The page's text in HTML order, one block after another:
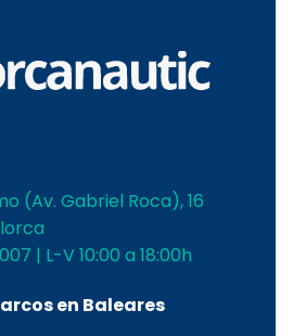
(Av. Gabriel Roca), 16
| L-V 10:00 a 18:00h
en Baleares